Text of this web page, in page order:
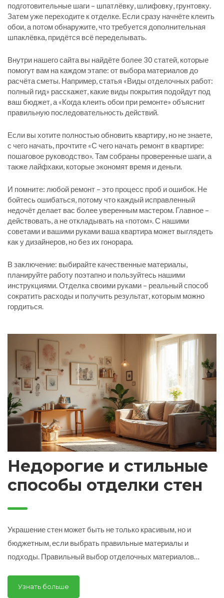
подготовительные шаги – шпатлёвку, шлифовку, грунтовку.
Затем уже переходите к отделке. Если сразу начнёте клеить
обои, а потом обнаружите, что требуется дополнительная
шпаклёвка, придётся всё переделывать.
Внутри нашего сайта вы найдёте более 30 статей, которые
помогут вам на каждом этапе: от выбора материалов до
расчёта сметы. Например, статья «Виды отделочных работ:
полный гид» расскажет, какие виды покрытия подойдут под
ваш бюджет, а «Когда клеить обои при ремонте» объяснит
правильную последовательность действий.
Если вы хотите полностью обновить квартиру, но не знаете,
с чего начать, прочтите «С чего начать ремонт в квартире:
пошаговое руководство». Там собраны проверенные шаги, а
также лайфхаки, которые экономят время и деньги.
И помните: любой ремонт – это процесс проб и ошибок. Не
бойтесь ошибаться, потому что каждый исправленный
недочёт делает вас более уверенным мастером. Главное –
действовать, а не откладывать на «потом». С нашими
советами и вашими руками ваша квартира может выглядеть
как у дизайнеров, но без их гонорара.
В заключение: выбирайте качественные материалы,
планируйте работу поэтапно и пользуйтесь нашими
инструкциями. Отделка своими руками – реальный способ
сократить расходы и получить результат, которым можно
гордиться.
Недорогие и стильные
способы отделки стен
Украшение стен может быть не только красивым, но и
бюджетным, если выбрать правильные материалы и
подходы. Правильный выбор отделочных материалов
этом огромные деньги. В статье рассматриваются несколько
Узнать больше